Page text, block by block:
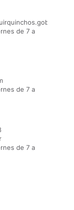
de 7 a
de 7 a
de 7 a